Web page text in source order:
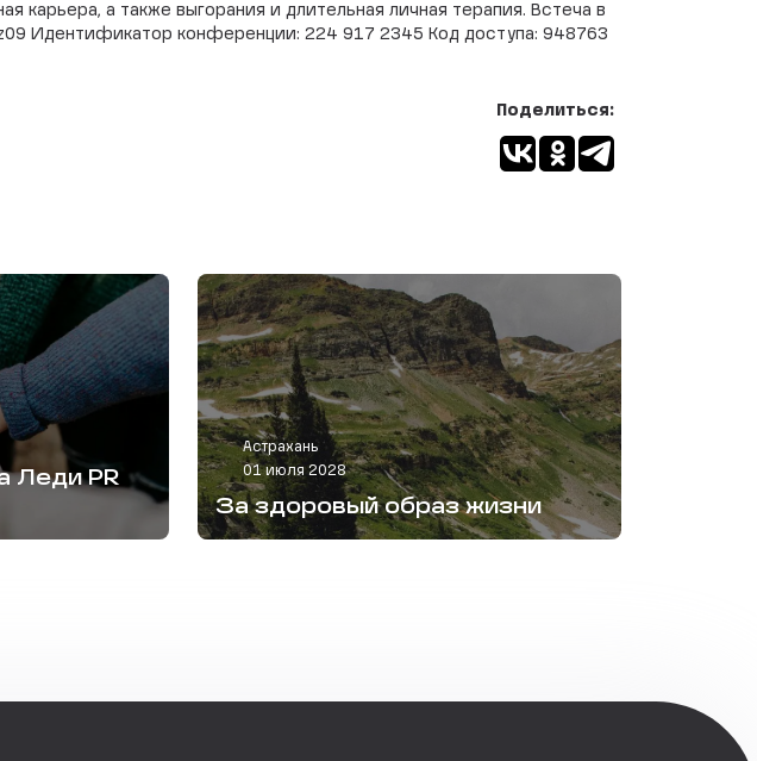
а также выгорания и длительная личная терапия. Встеча в
Идентификатор конференции: 224 917 2345 Код доступа: 948763
Поделиться:
Леди PR
Астрахань
01 июля 2028
За здоровый образ жизни